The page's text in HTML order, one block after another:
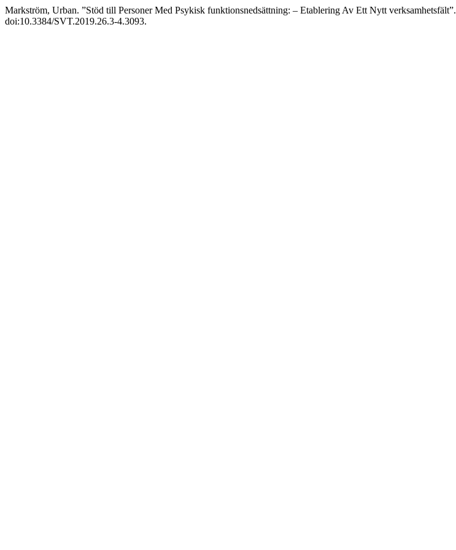
Markström, Urban. ”Stöd till Personer Med Psykisk funktionsnedsättning: – Etablering Av Ett Nytt verksamhetsfält”.
doi:10.3384/SVT.2019.26.3-4.3093.